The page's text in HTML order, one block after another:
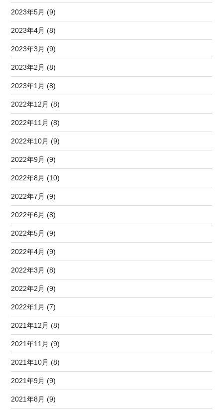
2023年5月 (9)
2023年4月 (8)
2023年3月 (9)
2023年2月 (8)
2023年1月 (8)
2022年12月 (8)
2022年11月 (8)
2022年10月 (9)
2022年9月 (9)
2022年8月 (10)
2022年7月 (9)
2022年6月 (8)
2022年5月 (9)
2022年4月 (9)
2022年3月 (8)
2022年2月 (9)
2022年1月 (7)
2021年12月 (8)
2021年11月 (9)
2021年10月 (8)
2021年9月 (9)
2021年8月 (9)